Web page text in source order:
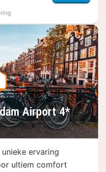
Airport 4*
ervaring
ultiem comfort